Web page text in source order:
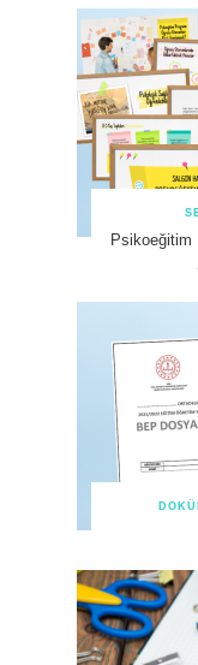
Psikoeğitim